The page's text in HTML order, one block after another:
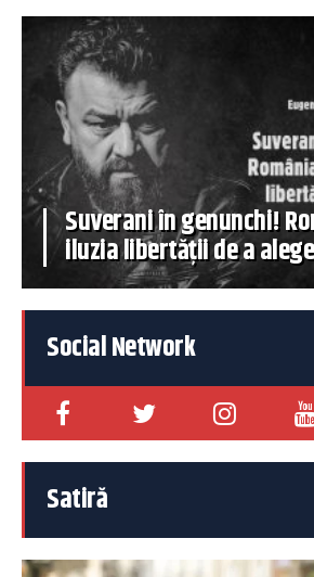
Suverani în genunchi!
iluzia libertății de a alege
Social Network
Satiră